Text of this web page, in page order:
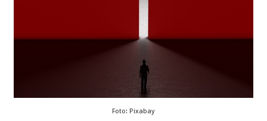
Foto: Pixabay